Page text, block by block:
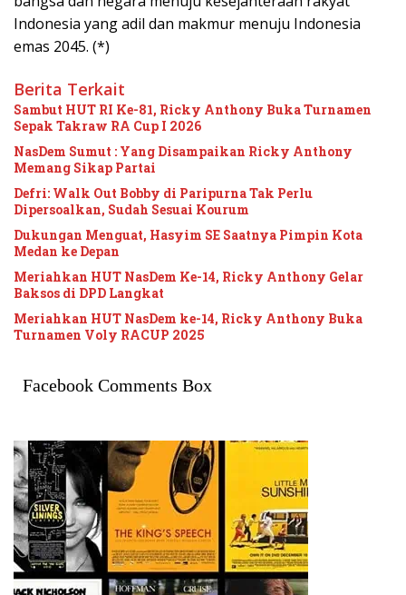
Indonesia yang adil dan makmur menuju Indonesia
emas 2045. (*)
Berita Terkait
Sambut HUT RI Ke-81, Ricky Anthony Buka Turnamen
Sepak Takraw RA Cup I 2026
NasDem Sumut : Yang Disampaikan Ricky Anthony
Memang Sikap Partai
Defri: Walk Out Bobby di Paripurna Tak Perlu
Dipersoalkan, Sudah Sesuai Kourum
Dukungan Menguat, Hasyim SE Saatnya Pimpin Kota
Medan ke Depan
Meriahkan HUT NasDem Ke-14, Ricky Anthony Gelar
Baksos di DPD Langkat
Meriahkan HUT NasDem ke-14, Ricky Anthony Buka
Turnamen Voly RACUP 2025
Facebook Comments Box